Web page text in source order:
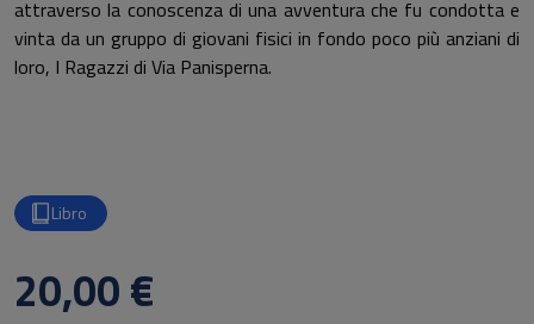
attraverso la conoscenza di una avventura che fu condotta e
vinta da un gruppo di giovani fisici in fondo poco più anziani di
loro, I Ragazzi di Via Panisperna.
Libro
20,00 €